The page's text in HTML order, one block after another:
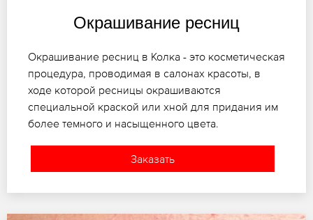
Окрашивание ресниц
Окрашивание ресниц в Колка - это косметическая
процедура, проводимая в салонах красоты, в
ходе которой ресницы окрашиваются
специальной краской или хной для придания им
более темного и насыщенного цвета.
Заказать